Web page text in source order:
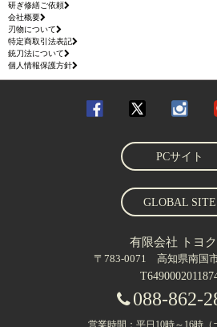
研ぎ修繕ご依頼
会社概要
刃物について
特定商取引法表記
銃刀法について
個人情報保護方針
PCサイト
GLOBAL SITE
有限会社 トヨ
〒783-0071 高知県南国
088-862-
営業時間：平日10時～16時（